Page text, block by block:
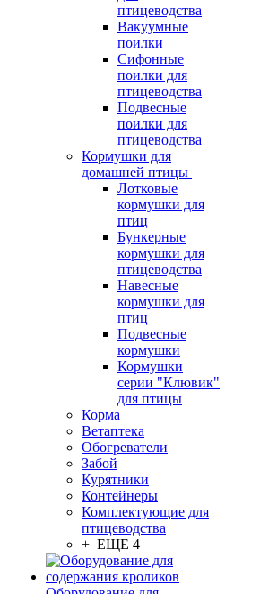
птицеводства
Вакуумные
поилки
Сифонные
поилки для
птицеводства
Подвесные
поилки для
птицеводства
Кормушки для
домашней птицы
Лотковые
кормушки для
птиц
Бункерные
кормушки для
птицеводства
Навесные
кормушки для
птиц
Подвесные
кормушки
Кормушки
серии "Клювик"
для птицы
Корма
Ветаптека
Обогреватели
Забой
Курятники
Контейнеры
Комплектующие для
птицеводства
+ ЕЩЕ 4